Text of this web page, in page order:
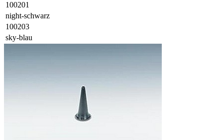
100201
night-schwarz
100203
sky-blau